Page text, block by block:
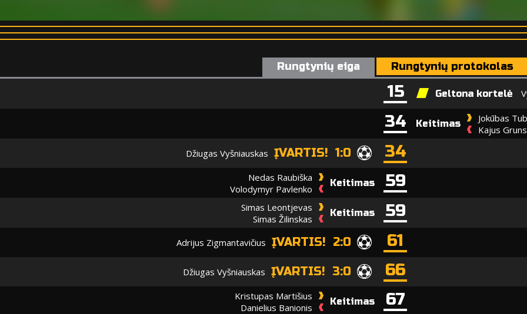
Rungtynių eiga Rungtynių protokolas
15 Geltona kortelė
34 Keitimas
Jokūbas
Kajus
Džiugas Vyšniauskas ĮVARTIS! 1:0 34
Nedas Raubiška
Volodymyr Pavlenko
Keitimas 59
Simas Leontjevas
Simas Žilinskas
Keitimas 59
Adrijus Zigmantavičius ĮVARTIS! 2:0 61
Džiugas Vyšniauskas ĮVARTIS! 3:0 66
Kristupas Martišius
Danielius Banionis
Keitimas 67